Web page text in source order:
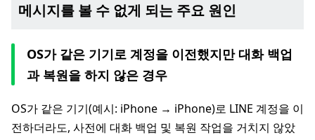
메시지를 볼 수 없게 되는 주요 원인
OS가 같은 기기로 계정을 이전했지만 대화 백업
과 복원을 하지 않은 경우
OS가 같은 기기(예시: iPhone → iPhone)로 LINE 계정을 이
전하더라도, 사전에 대화 백업 및 복원 작업을 거치지 않았